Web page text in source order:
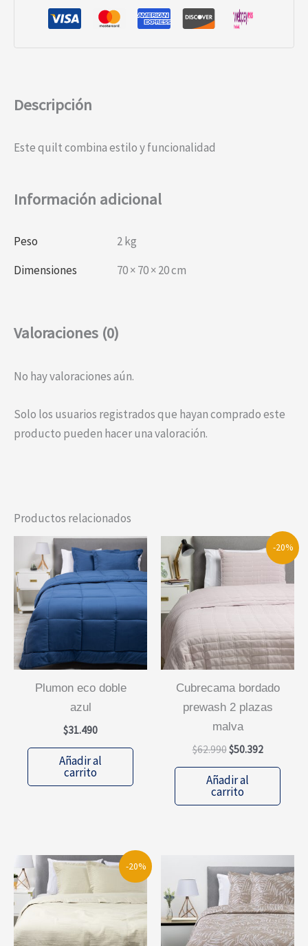
Descripción
Este quilt combina estilo y funcionalidad
Información adicional
Peso
2 kg
Dimensiones
70 × 70 × 20 cm
Valoraciones (0)
No hay valoraciones aún.
Solo los usuarios registrados que hayan comprado este
producto pueden hacer una valoración.
Productos relacionados
plumon eco doble
azul
$31.490
Añadir al
carrito
-20%
cubrecama bordado
prewash 2 plazas
malva
$62.990El
original
era:
$50.392El
actual
$50.392.
Añadir al
carrito
-20%